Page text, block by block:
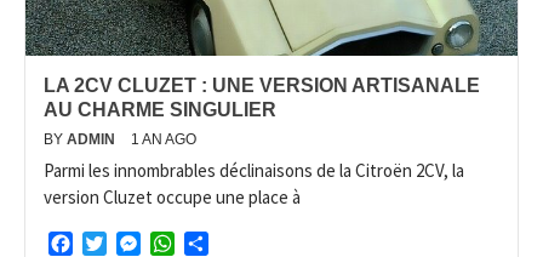
LA 2CV CLUZET : UNE VERSION ARTISANALE
AU CHARME SINGULIER
BY ADMIN 1 AN AGO
Parmi les innombrables déclinaisons de la Citroën 2CV, la
version Cluzet occupe une place à
FacebookTwitterMessengerWhatsApp